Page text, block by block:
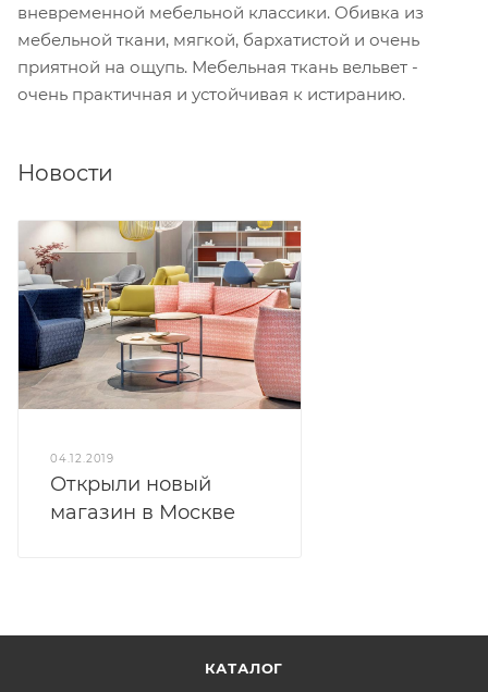
вневременной мебельной классики. Обивка из
мебельной ткани, мягкой, бархатистой и очень
приятной на ощупь. Мебельная ткань вельвет -
очень практичная и устойчивая к истиранию.
Новости
04.12.2019
Открыли новый
магазин в Москве
КАТАЛОГ